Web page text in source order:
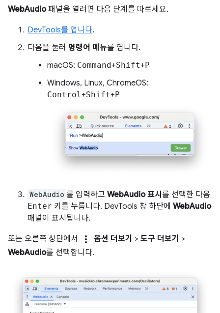
WebAudio패널을 열려면 다음 단계를 따르세요.
DevTools를 엽니다.
다음을 눌러 명령어 메뉴를 엽니다.
macOS: Command+Shift+P
Windows, Linux, ChromeOS:
Control+Shift+P
WebAudio 를 입력하고 WebAudio 표시 를 선택한 다음
Enter 키를 누릅니다. DevTools 창 하단에 WebAudio
패널이 표시됩니다.
또는 오른쪽 상단에서 more_vert 옵션 더보기 > 도구 더보기 >
WebAudio를 선택합니다.